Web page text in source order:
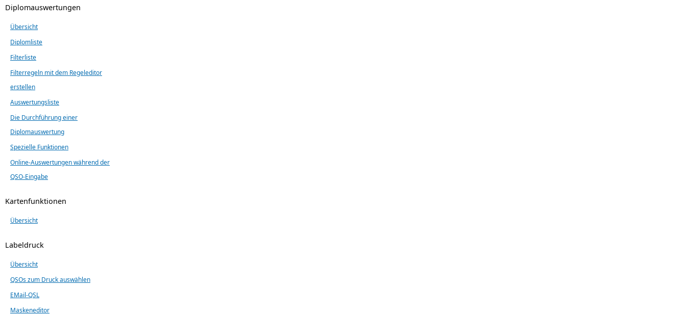
Diplomauswertungen
Übersicht
Diplomliste
Filterliste
Filterregeln mit dem Regeleditor
erstellen
Auswertungsliste
Die Durchführung einer
Diplomauswertung
Spezielle Funktionen
Online-Auswertungen während der
QSO-Eingabe
Kartenfunktionen
Übersicht
Labeldruck
Übersicht
QSOs zum Druck auswählen
EMail-QSL
Maskeneditor